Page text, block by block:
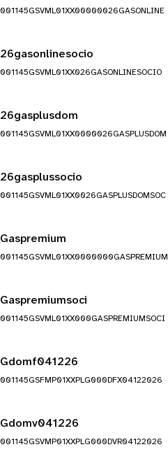
001145GSVML01XX00000026GASONLINE
26gasonlinesocio
001145GSVML01XX026GASONLINESOCIO
26gasplusdom
001145GSVML01XX0000026GASPLUSDOM
26gasplussocio
001145GSVML01XX0026GASPLUSDOMSOC
Gaspremium
001145GSVML01XX0000000GASPREMIUM
Gaspremiumsoci
001145GSVML01XX000GASPREMIUMSOCI
Gdomf041226
001145GSFMP01XXPLG000DFX04122026
Gdomv041226
001145GSVMP01XXPLG000DVR04122026